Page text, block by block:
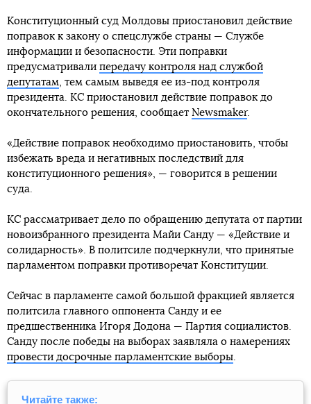
Конституционный суд Молдовы приостановил действие
поправок к закону о спецслужбе страны — Службе
информации и безопасности. Эти поправки
предусматривали передачу контроля над службой
депутатам, тем самым выведя ее из-под контроля
президента. КС приостановил действие поправок до
окончательного решения, сообщает Newsmaker.
«Действие поправок необходимо приостановить, чтобы
избежать вреда и негативных последствий для
конституционного решения», — говорится в решении
суда.
КС рассматривает дело по обращению депутата от партии
новоизбранного президента Майи Санду — «Действие и
солидарность». В политсиле подчеркнули, что принятые
парламентом поправки противоречат Конституции.
Сейчас в парламенте самой большой фракцией является
политсила главного оппонента Санду и ее
предшественника Игоря Додона — Партия социалистов.
Санду после победы на выборах заявляла о намерениях
провести досрочные парламентские выборы.
Читайте также: